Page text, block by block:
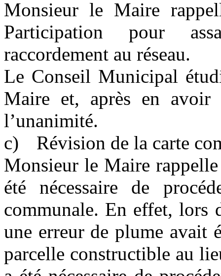
Monsieur le Maire
Participation pour
raccordement au réseau.
Le Conseil Municipal
Maire et, après en avoir
l’unanimité.
c)
Révision de la carte
Monsieur le Maire
été nécessaire de
communale. En effet, lors
une erreur de plume avait
parcelle constructible au